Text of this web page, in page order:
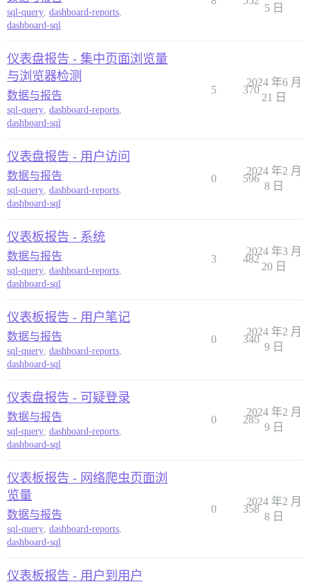
sql-query, dashboard-reports,
dashboard-sql
5 日
仪表盘报告 - 集中页面浏览量
与浏览器检测
数据与报告
sql-query, dashboard-reports,
dashboard-sql
5 370
2024 年6 月
21 日
仪表盘报告 - 用户访问
数据与报告
sql-query, dashboard-reports,
dashboard-sql
0 596
2024 年2 月
8 日
仪表板报告 - 系统
数据与报告
sql-query, dashboard-reports,
dashboard-sql
3 482
2024 年3 月
20 日
仪表板报告 - 用户笔记
数据与报告
sql-query, dashboard-reports,
dashboard-sql
0 340
2024 年2 月
9 日
仪表盘报告 - 可疑登录
数据与报告
sql-query, dashboard-reports,
dashboard-sql
0 285
2024 年2 月
9 日
仪表板报告 - 网络爬虫页面浏
览量
数据与报告
sql-query, dashboard-reports,
dashboard-sql
0 358
2024 年2 月
8 日
仪表板报告 - 用户到用户